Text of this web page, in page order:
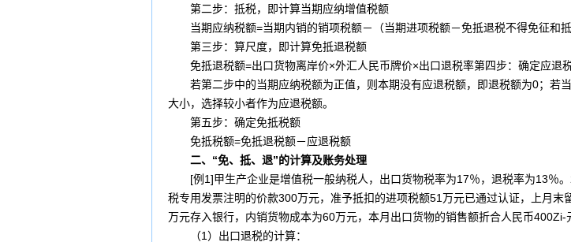
第二步：抵税，即计算当期应纳增值税额
当期应纳税额=当期内销的销项税额－（当期进项税额－免抵退税不得免征和
第三步：算尺度，即计算免抵退税额
免抵退税额=出口货物离岸价×外汇人民币牌价×出口退税率第四步：确定应退
若第二步中的当期应纳税额为正值，则本期没有应退税额，即退税额为0；若
大小，选择较小者作为应退税额。
第五步：确定免抵税额
免抵税额=免抵退税额－应退税额
二、“免、抵、退”的计算及账务处理
[例1]甲生产企业是增值税一般纳税人 ，出口货物税率为17％，退税率为13％
税专用发票注明的价款300万元，准予抵扣的进项税额51万元已通过认证，上月
万元存入银行，内销货物成本为60万元，本月出口货物的销售额折合人民币
（1）出口退税的计算：